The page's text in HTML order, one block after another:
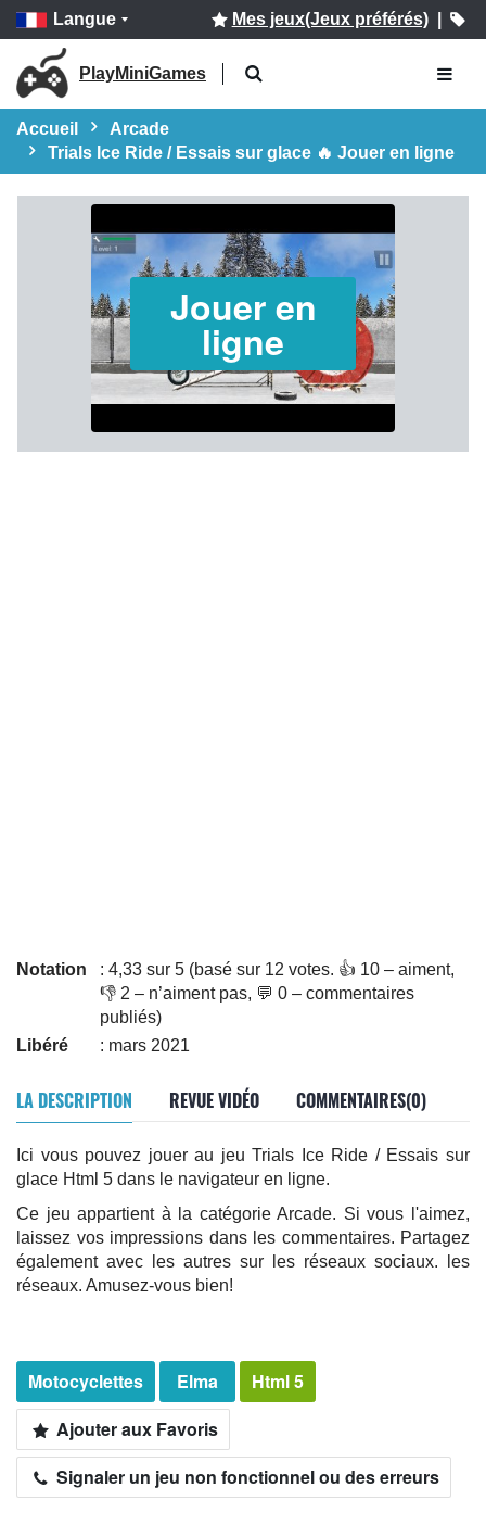
Langue Mes jeux(Jeux préférés)|
PlayMiniGames
Accueil
Arcade
Trials Ice Ride / Essais sur glace 🔥 Jouer en ligne
Jouer en
ligne
Notation
: 4,33 sur 5 (basé sur 12 votes. 👍 10 – aiment,
👎 2 – n’aiment pas, 💬 0 – commentaires
publiés)
Libéré
: mars 2021
LA DESCRIPTION REVUE VIDÉO COMMENTAIRES(0)
Ici vous pouvez jouer au jeu Trials Ice Ride / Essais sur
glace Html 5 dans le navigateur en ligne.
Ce jeu appartient à la catégorie Arcade. Si vous l'aimez,
laissez vos impressions dans les commentaires. Partagez
également avec les autres sur les réseaux sociaux. les
réseaux. Amusez-vous bien!
Motocyclettes Elma
Html 5
Ajouter aux Favoris
Signaler un jeu non fonctionnel ou des erreurs